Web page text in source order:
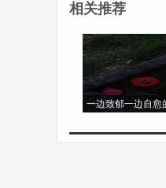
猫的行动敏
者一只小昆
人惊叹不已
使得它们在
在不同的文
相关推荐
一边致郁一边自愈